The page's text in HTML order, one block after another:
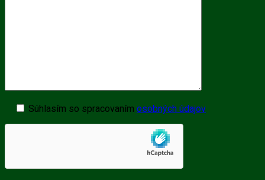
Súhlasím so spracovaním osobných údajov